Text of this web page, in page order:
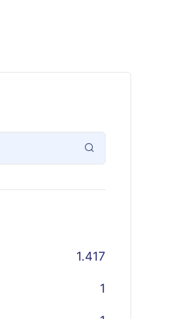
1.417
1